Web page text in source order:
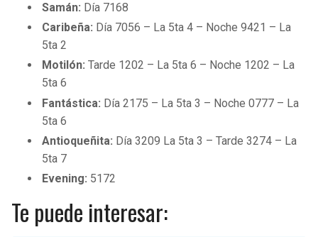
Samán: Día 7168
Caribeña: Día 7056 – La 5ta 4 – Noche 9421 – La
5ta 2
Motilón:Tarde 1202 – La 5ta 6 – Noche 1202 – La
5ta 6
Fantástica: Día 2175 – La 5ta 3 – Noche 0777 – La
5ta 6
Antioqueñita: Día 3209 La 5ta 3 – Tarde 3274 – La
5ta 7
Evening: 5172
Te puede interesar: